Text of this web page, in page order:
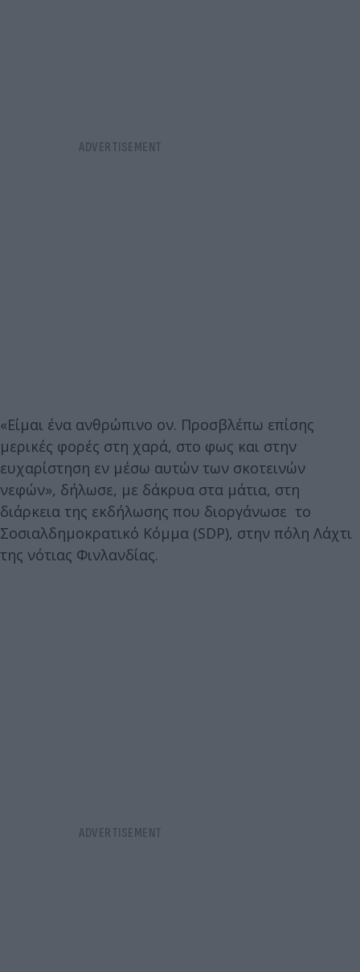
«Είμαι ένα ανθρώπινο ον. Προσβλέπω επίσης
μερικές φορές στη χαρά, στο φως και στην
ευχαρίστηση εν μέσω αυτών των σκοτεινών
νεφών», δήλωσε, με δάκρυα στα μάτια, στη
διάρκεια της εκδήλωσης που διοργάνωσε το
Σοσιαλδημοκρατικό Κόμμα (SDP), στην πόλη Λάχτι
της νότιας Φινλανδίας.